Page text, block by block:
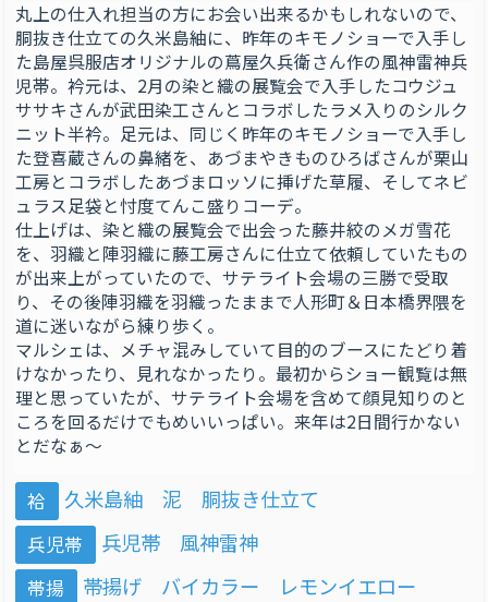
丸上の仕入れ担当の方にお会い出来るかもしれないので、
胴抜き仕立ての久米島紬に、昨年のキモノショーで入手し
た島屋呉服店オリジナルの蔦屋久兵衛さん作の風神雷神兵
児帯。衿元は、2月の染と織の展覧会で入手したコウジュ
ササキさんが武田染工さんとコラボしたラメ入りのシルク
ニット半衿。足元は、同じく昨年のキモノショーで入手し
た登喜蔵さんの鼻緒を、あづまやきものひろばさんが栗山
工房とコラボしたあづまロッソに挿げた草履、そしてネビ
ュラス足袋と忖度てんこ盛りコーデ。
仕上げは、染と織の展覧会で出会った藤井絞のメガ雪花
を、羽織と陣羽織に藤工房さんに仕立て依頼していたもの
が出来上がっていたので、サテライト会場の三勝で受取
り、その後陣羽織を羽織ったままで人形町＆日本橋界隈を
道に迷いながら練り歩く。
マルシェは、メチャ混みしていて目的のブースにたどり着
けなかったり、見れなかったり。最初からショー観覧は無
理と思っていたが、サテライト会場を含めて顔見知りのと
ころを回るだけでもめいいっぱい。来年は2日間行かない
とだなぁ〜
袷 久米島紬 泥 胴抜き仕立て
兵児帯 兵児帯 風神雷神
帯揚 帯揚げ バイカラー レモンイエロー